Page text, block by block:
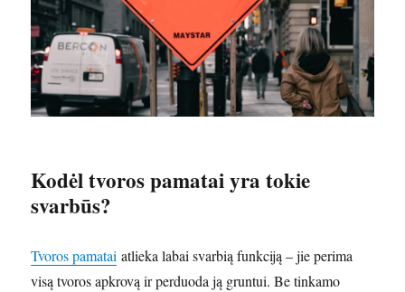
Kodėl tvoros pamatai yra tokie
svarbūs?
Tvoros pamatai atlieka labai svarbią funkciją – jie perima
visą tvoros apkrovą ir perduoda ją gruntui. Be tinkamo